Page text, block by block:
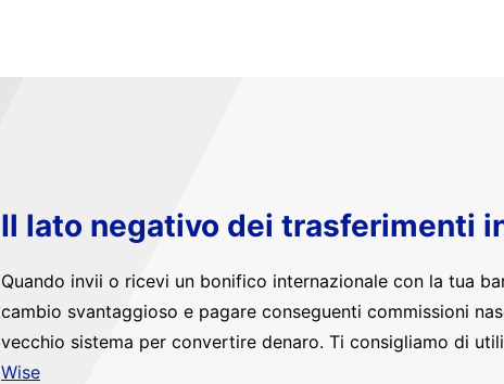
Il lato negativo dei trasferimenti
Quando invii o ricevi un bonifico internazionale con la tua
cambio svantaggioso e pagare conseguenti commissioni
vecchio sistema per convertire denaro. Ti consigliamo di
Wise